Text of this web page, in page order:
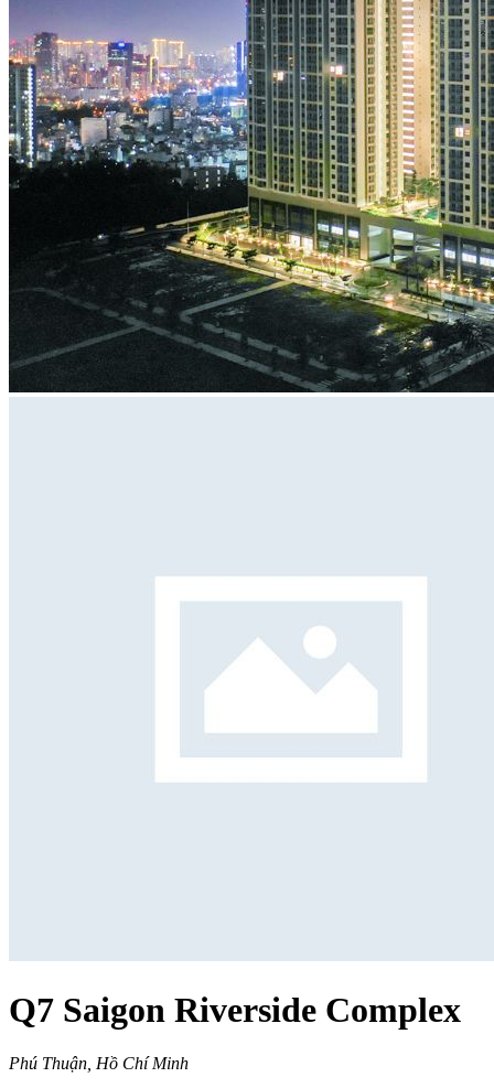
Q7 Saigon Riverside Complex
Phú Thuận, Hồ Chí Minh